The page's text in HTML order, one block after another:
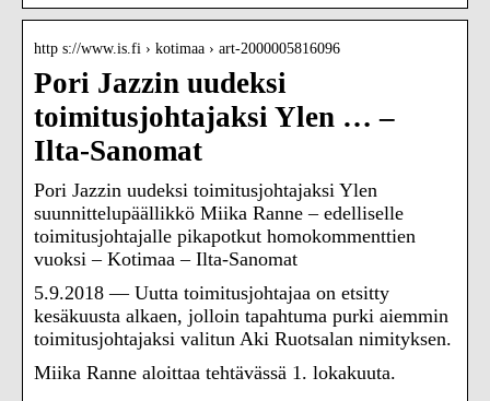
http s://www.is.fi › kotimaa › art-2000005816096
Pori Jazzin uudeksi
toimitusjohtajaksi Ylen … –
Ilta-Sanomat
Pori Jazzin uudeksi toimitusjohtajaksi Ylen
suunnittelupäällikkö Miika Ranne – edelliselle
toimitusjohtajalle pikapotkut homokommenttien
vuoksi – Kotimaa – Ilta-Sanomat
5.9.2018 — Uutta toimitusjohtajaa on etsitty
kesäkuusta alkaen, jolloin tapahtuma purki aiemmin
toimitusjohtajaksi valitun Aki Ruotsalan nimityksen.
Miika Ranne aloittaa tehtävässä 1. lokakuuta.